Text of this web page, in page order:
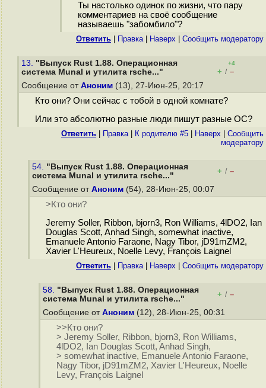
Ты настолько одинок по жизни, что пару
комментариев на своё сообщение
называешь "забомбило"?
Ответить Правка| Наверх Cообщить модератору
13. "Выпуск Rust 1.88. Операционная
система Munal и утилита rsche..."
+4
+ / –
Сообщение от Аноним (13), 27-Июн-25, 20:17
Кто они? Они сейчас с тобой в одной комнате?
Или это абсолютно разные люди пишут разные ОС?
Ответить Правка| К родителю #5 Наверх
Cообщить
модератору
54. "Выпуск Rust 1.88. Операционная
система Munal и утилита rsche..."
+ / –
Сообщение от Аноним (54), 28-Июн-25, 00:07
>Кто они?
Jeremy Soller, Ribbon, bjorn3, Ron Williams, 4lDO2, Ian
Douglas Scott, Anhad Singh, somewhat inactive,
Emanuele Antonio Faraone, Nagy Tibor, jD91mZM2,
Xavier L'Heureux, Noelle Levy, François Laignel
Ответить Правка| Наверх Cообщить модератору
58. "Выпуск Rust 1.88. Операционная
система Munal и утилита rsche..."
+ / –
Сообщение от Аноним (12), 28-Июн-25, 00:31
>>Кто они?
> Jeremy Soller, Ribbon, bjorn3, Ron Williams,
4lDO2, Ian Douglas Scott, Anhad Singh,
> somewhat inactive, Emanuele Antonio Faraone,
Nagy Tibor, jD91mZM2, Xavier L'Heureux, Noelle
Levy, François Laignel